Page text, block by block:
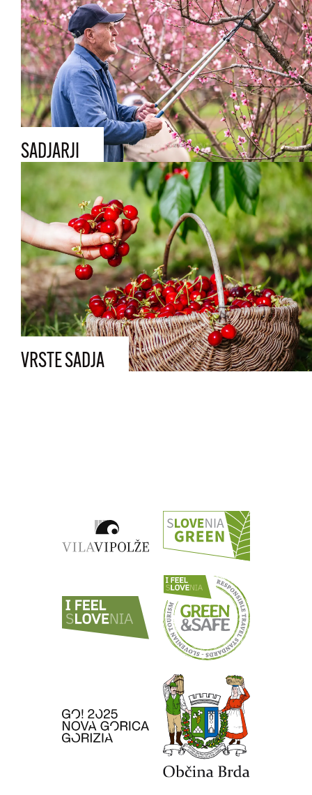
SADJARJI
VRSTE SADJA